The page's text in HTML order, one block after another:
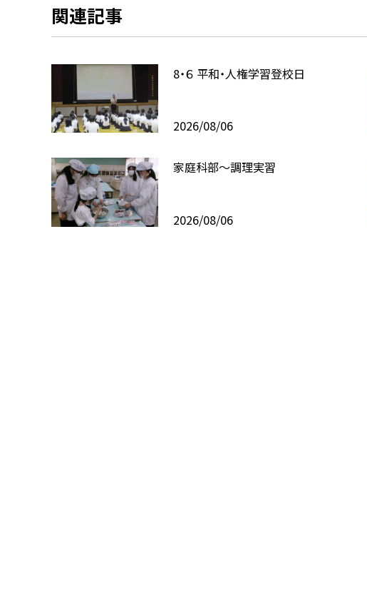
関連記事
8・６ 平和・人権学習登校日
2026/08/06
家庭科部～調理実習
2026/08/06